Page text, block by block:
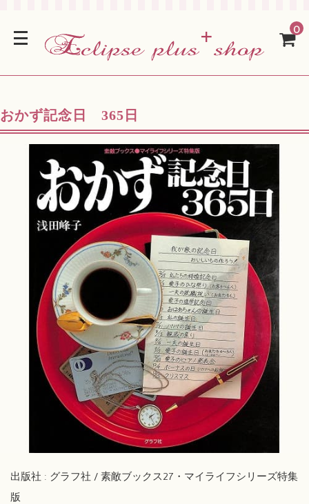
0
おかず記念日 365日
出版社 : グラフ社 / 素敵ブックス27・マイライフシリーズ特集
版